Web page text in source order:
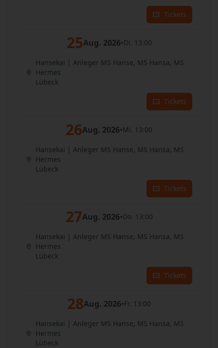
Tickets
25Aug. 2026•Di. 13:00
Hansekai | Anleger MS Hanse, MS Hansa, MS
Hermes
Lübeck
Tickets
26Aug. 2026•Mi. 13:00
Hansekai | Anleger MS Hanse, MS Hansa, MS
Hermes
Lübeck
Tickets
27Aug. 2026•Do. 13:00
Hansekai | Anleger MS Hanse, MS Hansa, MS
Hermes
Lübeck
Tickets
28Aug. 2026•Fr. 13:00
Hansekai | Anleger MS Hanse, MS Hansa, MS
Hermes
Lübeck